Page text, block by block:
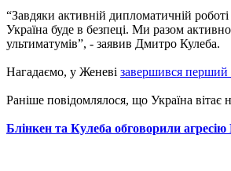
“Завдяки активній дипломатичній
Україна буде в безпеці. Ми разом
ультиматумів”, - заявив Дмитро Кулеба.
Нагадаємо, у Женеві завершився перший
Раніше повідомлялося, що Україна
Блінкен та Кулеба обговорили